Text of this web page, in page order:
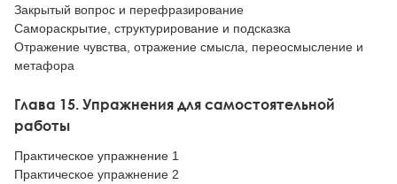
Закрытый вопрос и перефразирование
Самораскрытие, структурирование и подсказка
Отражение чувства, отражение смысла, переосмысление и
метафора
Глава 15. Упражнения для самостоятельной
работы
Практическое упражнение 1
Практическое упражнение 2